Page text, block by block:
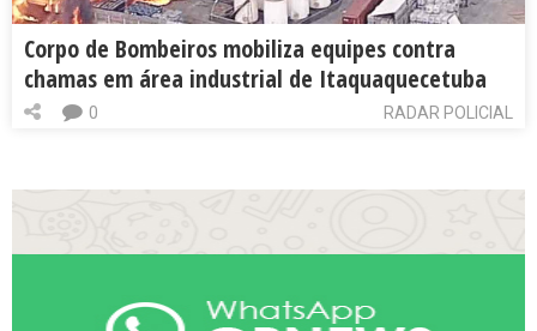
Corpo de Bombeiros mobiliza equipes contra
chamas em área industrial de Itaquaquecetuba
RADAR POLICIAL
0